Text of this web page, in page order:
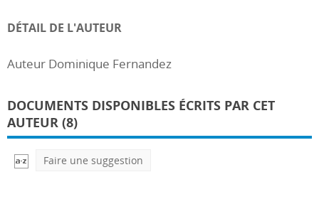
DÉTAIL DE L'AUTEUR
Auteur Dominique Fernandez
DOCUMENTS DISPONIBLES ÉCRITS PAR CET
AUTEUR (8)
Faire une suggestion